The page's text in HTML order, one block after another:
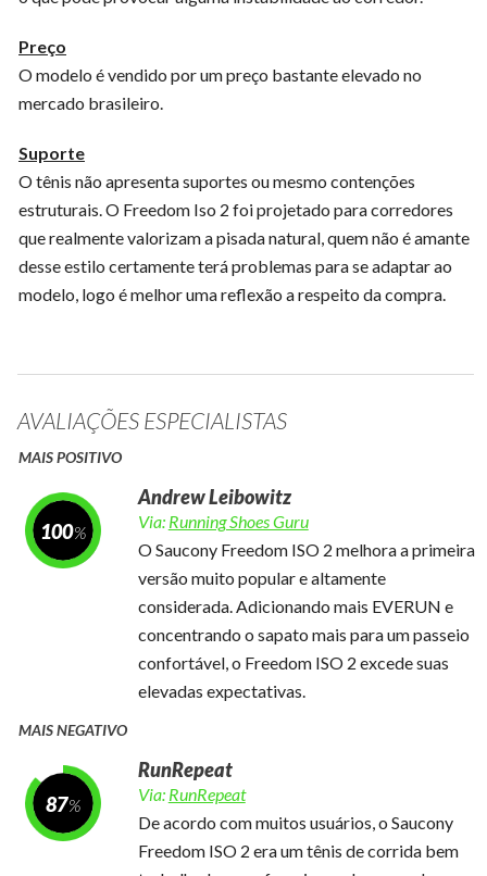
Preço
O modelo é vendido por um preço bastante elevado no
mercado brasileiro.
Suporte
O tênis não apresenta suportes ou mesmo contenções
estruturais. O Freedom Iso 2 foi projetado para corredores
que realmente valorizam a pisada natural, quem não é amante
desse estilo certamente terá problemas para se adaptar ao
modelo, logo é melhor uma reflexão a respeito da compra.
AVALIAÇÕES ESPECIALISTAS
MAIS POSITIVO
100
Andrew Leibowitz
Via: Running Shoes Guru
O Saucony Freedom ISO 2 melhora a primeira
versão muito popular e altamente
considerada. Adicionando mais EVERUN e
concentrando o sapato mais para um passeio
confortável, o Freedom ISO 2 excede suas
elevadas expectativas.
MAIS NEGATIVO
87
RunRepeat
Via: RunRepeat
De acordo com muitos usuários, o Saucony
Freedom ISO 2 era um tênis de corrida bem